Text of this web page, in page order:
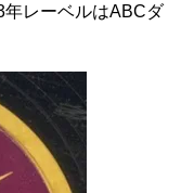
年レーベルはABCダ